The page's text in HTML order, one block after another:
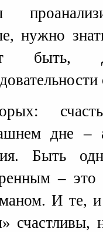
нужно
быть,
дне –
Быть
– это
И те,
счастливы,